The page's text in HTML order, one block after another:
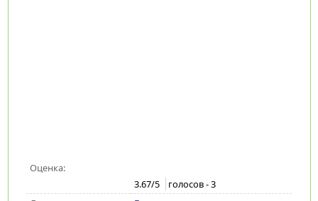
Оценка:
3.67/5 голосов -3